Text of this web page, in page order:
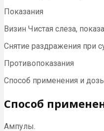
Показания
Визин Чистая слеза,
Снятие раздражения при
Противопоказания
Способ применения и
Способ
Ампулы.